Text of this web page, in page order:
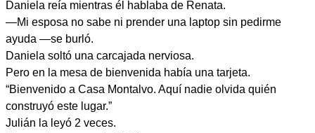
Daniela reía mientras él hablaba de Renata.
—Mi esposa no sabe ni prender una laptop sin pedirme
ayuda —se burló.
Daniela soltó una carcajada nerviosa.
Pero en la mesa de bienvenida había una tarjeta.
“Bienvenido a Casa Montalvo. Aquí nadie olvida quién
construyó este lugar.”
Julián la leyó 2 veces.